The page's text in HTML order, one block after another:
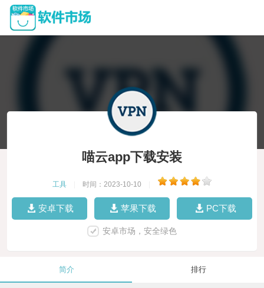
喵云app下载安装
工具 时间：2023-10-10
安卓下载 苹果下载 PC下载
安卓市场，安全绿色
简介 排行